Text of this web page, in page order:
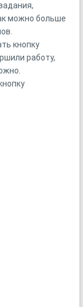
можно больше
кнопку
работу,